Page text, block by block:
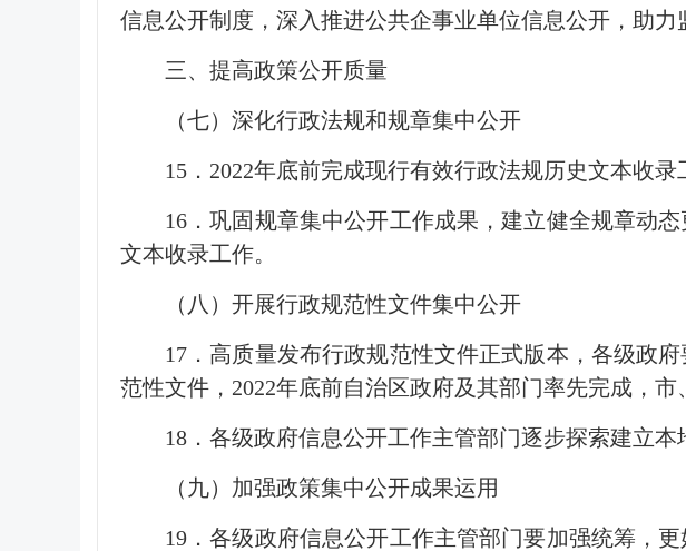
信息公开制度，深入推进公共企事业单位信息公开，助力
三、提高政策公开质量
（七）深化行政法规和规章集中公开
15．2022年底前完成现行有效行政法规历史文本收
16．巩固规章集中公开工作成果，建立健全规章动
文本收录工作。
（八）开展行政规范性文件集中公开
17．高质量发布行政规范性文件正式版本，各级政
范性文件，2022年底前自治区政府及其部门率先完成，
18．各级政府信息公开工作主管部门逐步探索建立
（九）加强政策集中公开成果运用
19．各级政府信息公开工作主管部门要加强统筹，